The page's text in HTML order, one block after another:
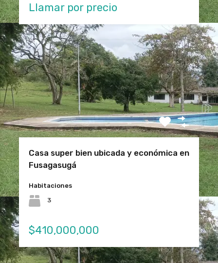
Llamar por precio
Casa super bien ubicada y económica en
Fusagasugá
Habitaciones
3
$410,000,000